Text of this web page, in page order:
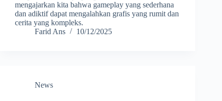
mengajarkan kita bahwa gameplay yang sederhana
dan adiktif dapat mengalahkan grafis yang rumit dan
cerita yang kompleks.
Farid Ans
10/12/2025
News